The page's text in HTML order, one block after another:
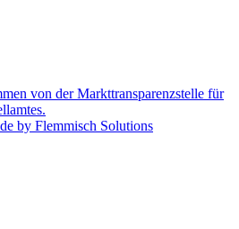
von der Markttransparenzstelle für
by Flemmisch Solutions